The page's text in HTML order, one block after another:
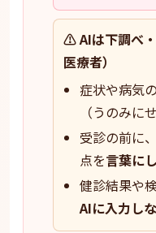
⚠️ AIは下調べ
医療者）
症状や病気の
（うのみに
受診の前に
点を言葉に
健診結果や
AIに入力し